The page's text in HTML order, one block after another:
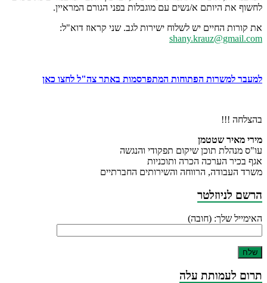
לחשוף את היותם א/נשים עם מוגבלות בפני הגורם המראיין.
את קורות החיים יש לשלוח ישירות לגב. שני קראוז דוא"ל:
shany.krauz@gmail.com
למעבר למשרות הפתוחות המתפרסמות באתר צה"ל לחצו כאן
בהצלחה !!!
מירי מאיר שטטמן
עו"ס מנהלת תוכן שיקום תפקודי והנגשה
אגף בכיר הערכה הכרה ותוכניות
משרד העבודה, הרווחה והשירותים החברתיים
הרשם לניוזלטר
האימייל שלך: (חובה)
תרום לעמותת עלה